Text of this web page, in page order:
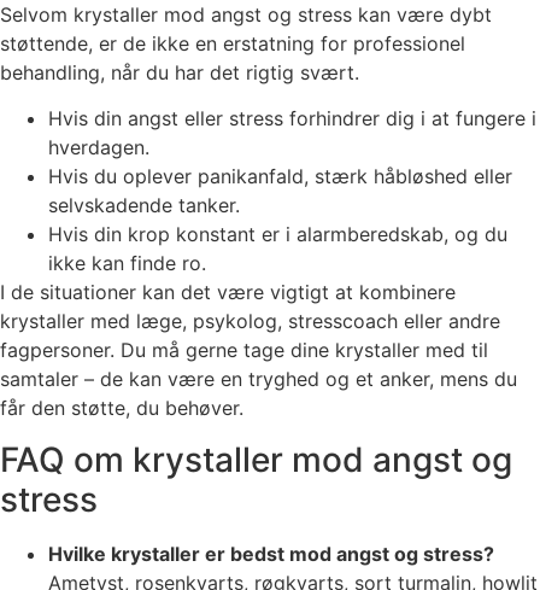
Selvom krystaller mod angst og stress kan være dybt
støttende, er de ikke en erstatning for professionel
behandling, når du har det rigtig svært.
Hvis din angst eller stress forhindrer dig i at fungere i
hverdagen.
Hvis du oplever panikanfald, stærk håbløshed eller
selvskadende tanker.
Hvis din krop konstant er i alarmberedskab, og du
ikke kan finde ro.
I de situationer kan det være vigtigt at kombinere
krystaller med læge, psykolog, stresscoach eller andre
fagpersoner. Du må gerne tage dine krystaller med til
samtaler – de kan være en tryghed og et anker, mens du
får den støtte, du behøver.
FAQ om krystaller mod angst og
stress
Hvilke krystaller er bedst mod angst og stress?
Ametyst, rosenkvarts, røgkvarts, sort turmalin, howlit